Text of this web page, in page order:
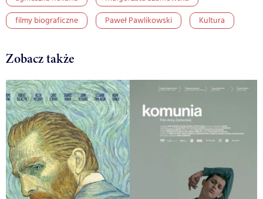
filmy biograficzne
Paweł Pawlikowski Kultura
Zobacz także